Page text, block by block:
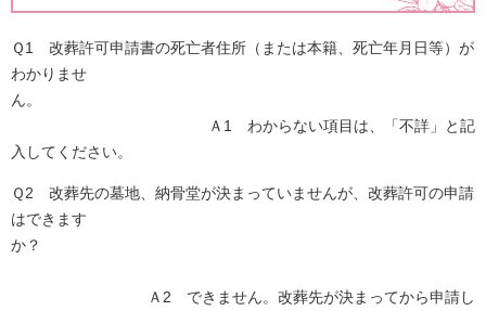
Ｑ1 改葬許可申請書の死亡者住所（または本籍、死亡年月日等）が
わかりませ
ん。
Ａ1 わからない項目は、「不詳」と記
入してください。
Ｑ2 改葬先の墓地、納骨堂が決まっていませんが、改葬許可の申請
はできます
か？
Ａ2 できません。改葬先が決まってから申請し